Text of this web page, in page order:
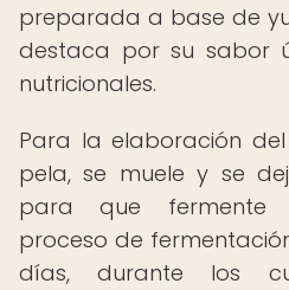
preparada a base de
destaca por su sabor
nutricionales.
Para la elaboración
pela, se muele y se
para que fermente
proceso de
días, durante los